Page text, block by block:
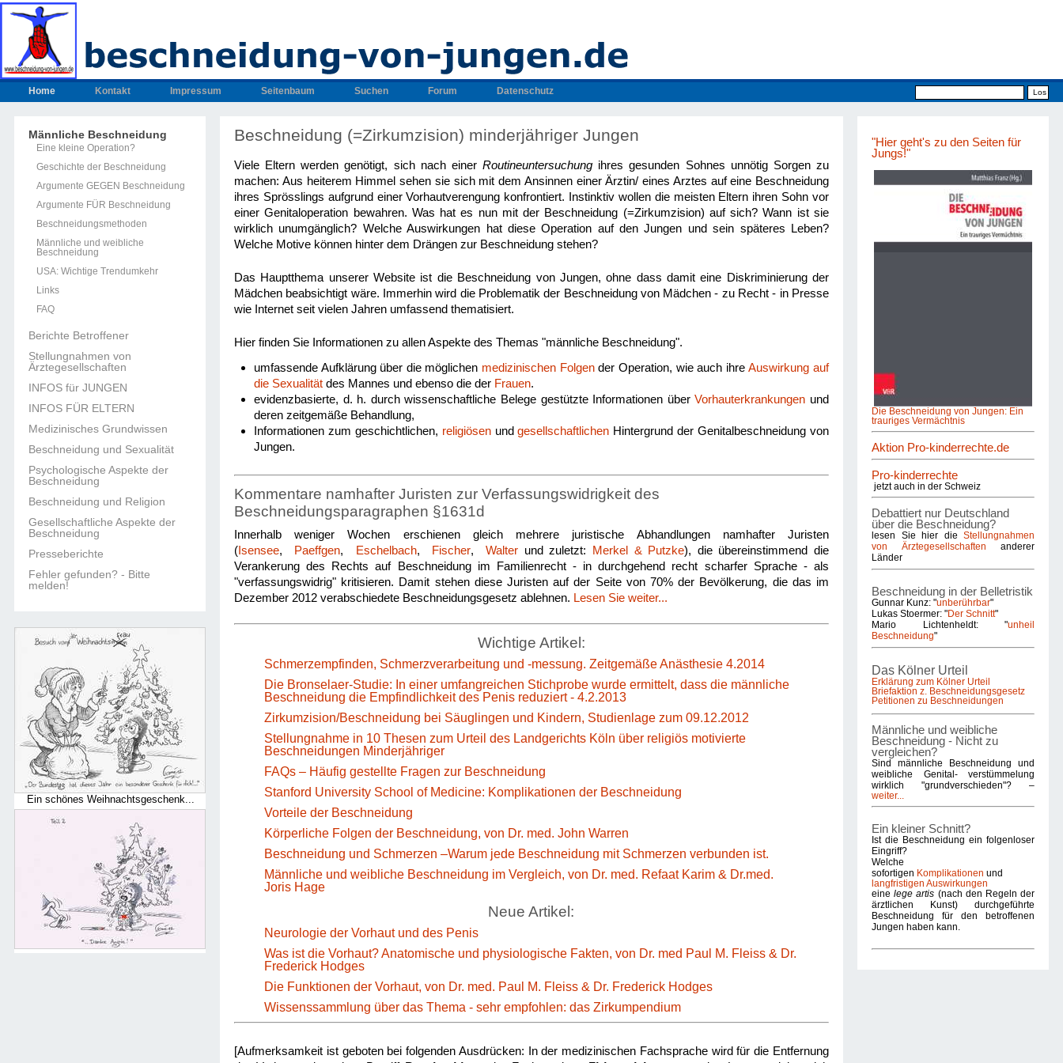
Home Kontakt Impressum Seitenbaum Suchen Forum Datenschutz
Männliche Beschneidung
Eine kleine Operation?
Geschichte der Beschneidung
Argumente GEGEN Beschneidung
Argumente FÜR Beschneidung
Beschneidungsmethoden
Männliche und weibliche
Beschneidung
USA: Wichtige Trendumkehr
Links
FAQ
Berichte Betroffener
Stellungnahmen von
Ärztegesellschaften
INFOS für JUNGEN
INFOS FÜR ELTERN
Medizinisches Grundwissen
Beschneidung und Sexualität
Psychologische Aspekte der
Beschneidung
Beschneidung und Religion
Gesellschaftliche Aspekte der
Beschneidung
Presseberichte
Fehler gefunden? - Bitte
melden!
Ein schönes Weihnachtsgeschenk...
"Hier geht's zu den Seiten für
Jungs!"
Die Beschneidung von Jungen: Ein
trauriges Vermächtnis
Aktion Pro-kinderrechte.de
Pro-kinderrechte
jetzt auch in der Schweiz
Debattiert nur Deutschland
über die Beschneidung?
lesen Sie hier die Stellungnahmen
von Ärztegesellschaften anderer
Länder
Beschneidung in der Belletristik
Gunnar Kunz: "unberührbar"
Lukas Stoermer: "Der Schnitt"
Mario Lichtenheldt: "unheil
Beschneidung"
Das Kölner Urteil
Erklärung zum Kölner Urteil
Briefaktion z. Beschneidungsgesetz
Petitionen zu Beschneidungen
Männliche und weibliche
Beschneidung - Nicht zu
vergleichen?
Sind männliche Beschneidung und
weibliche Genital- verstümmelung
wirklich "grundverschieden"? –
weiter...
Ein kleiner Schnitt?
Ist die Beschneidung ein folgenloser
Eingriff?
Welche
sofortigen Komplikationen und
langfristigen Auswirkungen
einelege artis (nach den Regeln der
ärztlichen Kunst) durchgeführte
Beschneidung für den betroffenen
Jungen haben kann.
Beschneidung (=Zirkumzision) minderjähriger Jungen
Viele Eltern werden genötigt, sich nach einerRoutineuntersuchung ihres gesunden Sohnes unnötig Sorgen zu
machen: Aus heiterem Himmel sehen sie sich mit dem Ansinnen einer Ärztin/ eines Arztes auf eine Beschneidung
ihres Sprösslings aufgrund einer Vorhautverengung konfrontiert. Instinktiv wollen die meisten Eltern ihren Sohn vor
einer Genitaloperation bewahren. Was hat es nun mit der Beschneidung (=Zirkumzision) auf sich? Wann ist sie
wirklich unumgänglich? Welche Auswirkungen hat diese Operation auf den Jungen und sein späteres Leben?
Welche Motive können hinter dem Drängen zur Beschneidung stehen?
Das Hauptthema unserer Website ist die Beschneidung von Jungen, ohne dass damit eine Diskriminierung der
Mädchen beabsichtigt wäre. Immerhin wird die Problematik der Beschneidung von Mädchen - zu Recht - in Presse
wie Internet seit vielen Jahren umfassend thematisiert.
Hier finden Sie Informationen zu allen Aspekte des Themas "männliche Beschneidung".
umfassende Aufklärung über die möglichen medizinischen Folgender Operation, wie auch ihreAuswirkung auf
die Sexualität des Mannes und ebenso die der Frauen.
evidenzbasierte, d. h. durch wissenschaftliche Belege gestützte Informationen überVorhauterkrankungen und
deren zeitgemäße Behandlung,
Informationen zum geschichtlichen, religiösenundgesellschaftlichen Hintergrund der Genitalbeschneidung von
Jungen.
Kommentare namhafter Juristen zur Verfassungswidrigkeit des
Beschneidungsparagraphen §1631d
Innerhalb weniger Wochen erschienen gleich mehrere juristische Abhandlungen namhafter Juristen
( Isensee, Paeffgen, Eschelbach, Fischer, Walter und zuletzt: Merkel & Putzke), die übereinstimmend die
Verankerung des Rechts auf Beschneidung im Familienrecht - in durchgehend recht scharfer Sprache - als
"verfassungswidrig" kritisieren. Damit stehen diese Juristen auf der Seite von 70% der Bevölkerung, die das im
Dezember 2012 verabschiedete Beschneidungsgesetz ablehnen. Lesen Sie weiter...
Wichtige Artikel:
Schmerzempfinden, Schmerzverarbeitung und -messung. Zeitgemäße Anästhesie 4.2014
Die Bronselaer-Studie: In einer umfangreichen Stichprobe wurde ermittelt, dass die männliche
Beschneidung die Empfindlichkeit des Penis reduziert - 4.2.2013
Zirkumzision/Beschneidung bei Säuglingen und Kindern, Studienlage zum 09.12.2012
Stellungnahme in 10 Thesen zum Urteil des Landgerichts Köln über religiös motivierte
Beschneidungen Minderjähriger
FAQs – Häufig gestellte Fragen zur Beschneidung
Stanford University School of Medicine: Komplikationen der Beschneidung
Vorteile der Beschneidung
Körperliche Folgen der Beschneidung, von Dr. med. John Warren
Beschneidung und Schmerzen –Warum jede Beschneidung mit Schmerzen verbunden ist.
Männliche und weibliche Beschneidung im Vergleich, von Dr. med. Refaat Karim & Dr.med.
Joris Hage
Neue Artikel:
Neurologie der Vorhaut und des Penis
Was ist die Vorhaut? Anatomische und physiologische Fakten, von Dr. med Paul M. Fleiss & Dr.
Frederick Hodges
Die Funktionen der Vorhaut, von Dr. med. Paul M. Fleiss & Dr. Frederick Hodges
Wissenssammlung über das Thema - sehr empfohlen: das Zirkumpendium
[Aufmerksamkeit ist geboten bei folgenden Ausdrücken: In der medizinischen Fachsprache wird für die Entfernung